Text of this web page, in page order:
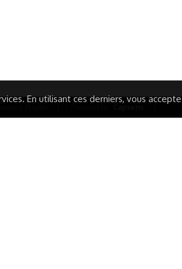
En utilisant ces derniers, vous